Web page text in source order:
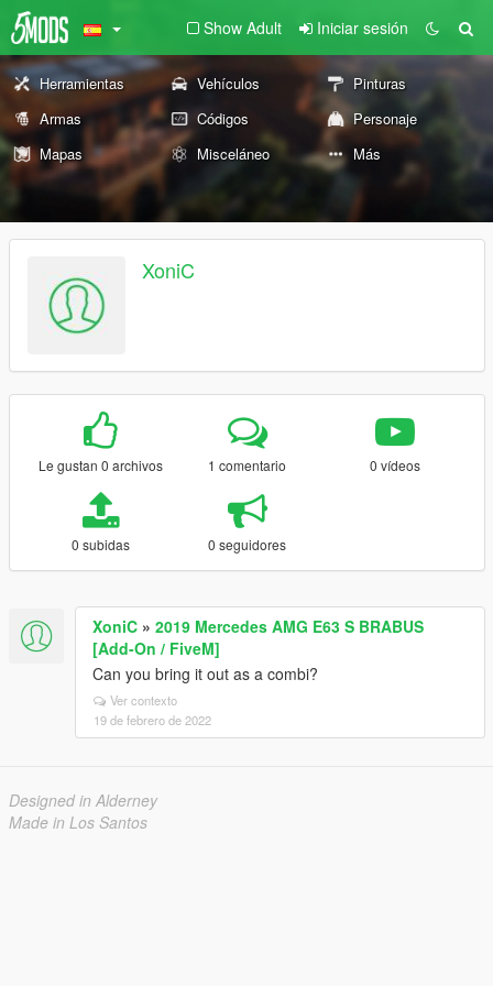
Show Adult Iniciar sesión
Herramientas Vehículos
Pinturas
Armas
Códigos
Personaje
Mapas
Misceláneo Más
XoniC
Le gustan 0 archivos 1 comentario 0 vídeos
0 subidas 0 seguidores
XoniC » 2019 Mercedes AMG E63 S BRABUS
[Add-On / FiveM]
Can you bring it out as a combi?
Ver contexto
19 de febrero de 2022
Designed in Alderney
Made in Los Santos